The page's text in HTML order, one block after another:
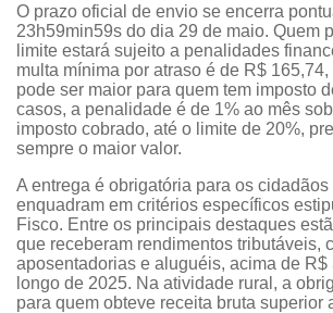
O prazo oficial de envio se encerra
23h59min59s do dia 29 de maio. Quem
limite estará sujeito a penalidades
multa mínima por atraso é de R$
pode ser maior para quem tem imposto
casos, a penalidade é de 1% ao mês
imposto cobrado, até o limite de 20%,
sempre o maior valor.
A entrega é obrigatória para os cidadãos
enquadram em critérios específicos
Fisco. Entre os principais destaques
que receberam rendimentos tributáveis,
aposentadorias e aluguéis, acima de R$
longo de 2025. Na atividade rural, a
para quem obteve receita bruta superior